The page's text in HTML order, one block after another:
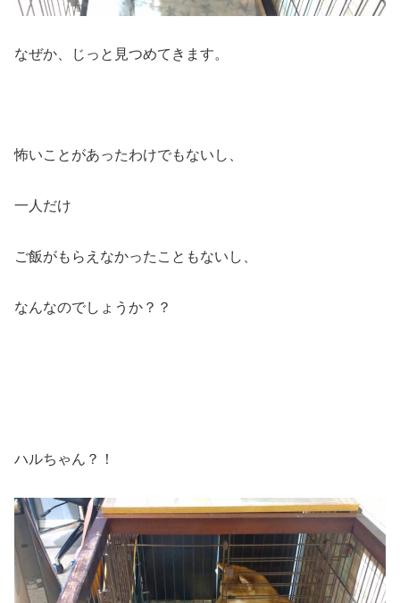
なぜか、じっと見つめてきます。
怖いことがあったわけでもないし、
一人だけ
ご飯がもらえなかったこともないし、
なんなのでしょうか？？
ハルちゃん？！